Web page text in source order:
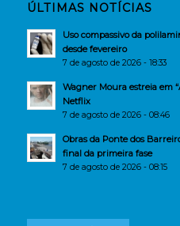
ÚLTIMAS NOTÍCIAS
Uso compassivo da
desde fevereiro
7 de agosto de 2026 - 18:33
Wagner Moura estreia em
Netflix
7 de agosto de 2026 - 08:46
Obras da Ponte dos
final da primeira fase
7 de agosto de 2026 - 08:15